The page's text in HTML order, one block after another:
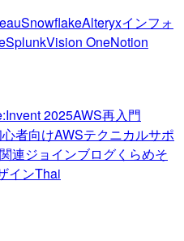
SnowflakeAlteryxインフォ
SplunkVision OneNotion
2025AWS再入門
者向けAWSテクニカルサポ
連ジョインブログくらめそ
インThai